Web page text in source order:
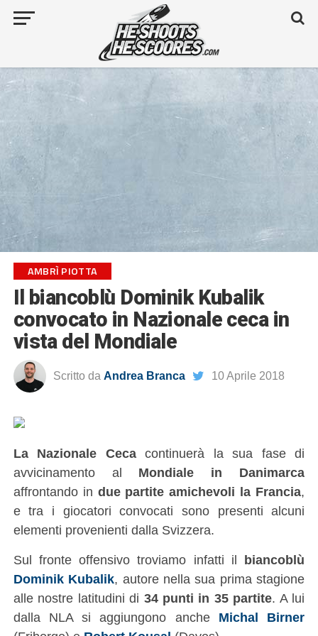
AMBRÌ PIOTTA
Il biancoblù Dominik Kubalik
convocato in Nazionale ceca in
vista del Mondiale
Scritto da Andrea Branca 10 Aprile 2018
La Nazionale Cecacontinuerà la sua fase di
avvicinamento al Mondiale in Danimarca
affrontando in due partite amichevoli la Francia,
e tra i giocatori convocati sono presenti alcuni
elementi provenienti dalla Svizzera.
Sul fronte offensivo troviamo infatti il biancoblù
Dominik Kubalik, autore nella sua prima stagione
alle nostre latitudini di 34 punti in 35 partite. A lui
dalla NLA si aggiungono anche Michal Birner